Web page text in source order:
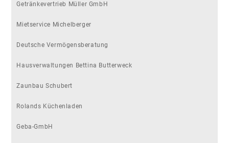
Getränkevertrieb Müller GmbH
Mietservice Michelberger
Deutsche Vermögensberatung
Hausverwaltungen Bettina Butterweck
Zaunbau Schubert
Rolands Küchenladen
Geba-GmbH